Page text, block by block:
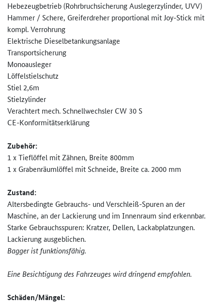
Hebezeugbetrieb (Rohrbruchsicherung Auslegerzylinder, UVV)
Hammer / Schere, Greiferdreher proportional mit Joy-Stick mit
kompl. Verrohrung
Elektrische Dieselbetankungsanlage
Transportsicherung
Monoausleger
Löffelstielschutz
Stiel 2,6m
Stielzylinder
Verachtert mech. Schnellwechsler CW 30 S
CE-Konformitätserklärung
Zubehör:
1 x Tieflöffel mit Zähnen, Breite 800mm
1 x Grabenräumlöffel mit Schneide, Breite ca. 2000 mm
Zustand:
Altersbedingte Gebrauchs- und Verschleiß-Spuren an der
Maschine, an der Lackierung und im Innenraum sind erkennbar.
Starke Gebrauchsspuren: Kratzer, Dellen, Lackabplatzungen.
Lackierung ausgeblichen.
Bagger ist funktionsfähig.
Eine Besichtigung des Fahrzeuges wird dringend empfohlen.
Schäden/Mängel: